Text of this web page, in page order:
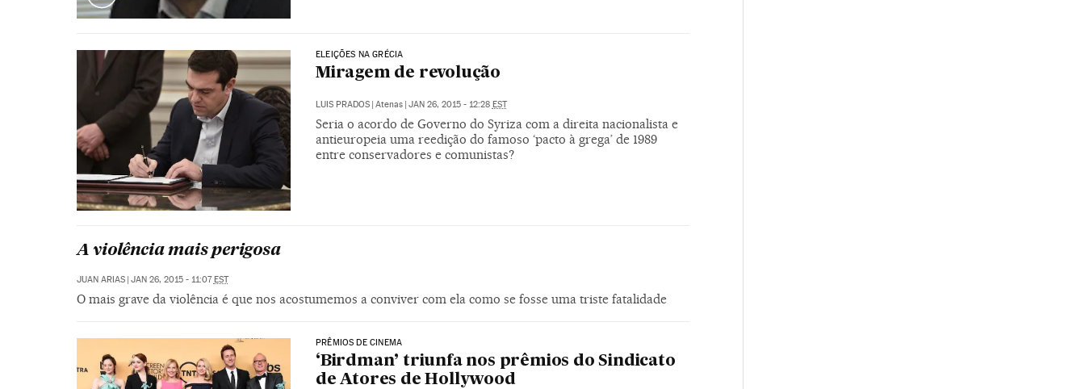
ELEIÇÕES NA GRÉCIA
Miragem de revolução
LUIS PRADOS | Atenas | JAN 26, 2015 - 12:28 EST
Seria o acordo de Governo do Syriza com a direita nacionalista e
antieuropeia uma reedição do famoso ‘pacto à grega’ de 1989
entre conservadores e comunistas?
A violência mais perigosa
JUAN ARIAS | JAN 26, 2015 - 11:07EST
O mais grave da violência é que nos acostumemos a conviver com ela como se fosse uma triste fatalidade
PRÊMIOS DE CINEMA
‘Birdman’ triunfa nos prêmios do Sindicato
de Atores de Hollywood